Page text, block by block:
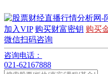
加入VIP 购买财富密钥 购买
微信扫码咨询
咨询电话：
021-62167888